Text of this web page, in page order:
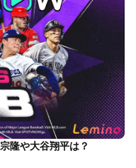
隆や大谷翔平は？